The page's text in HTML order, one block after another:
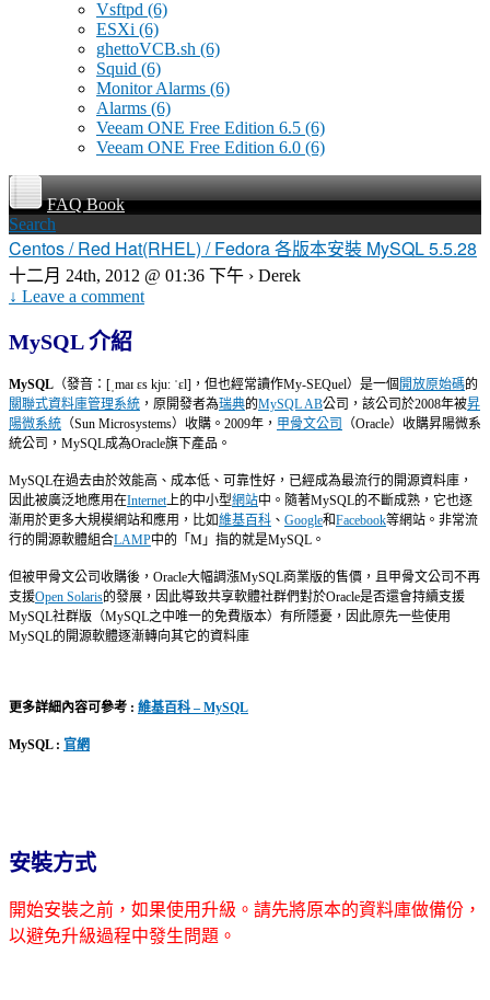
Vsftpd (6)
ESXi (6)
ghettoVCB.sh (6)
Squid (6)
Monitor Alarms (6)
Alarms (6)
Veeam ONE Free Edition 6.5 (6)
Veeam ONE Free Edition 6.0 (6)
FAQ Book
Search
Centos / Red Hat(RHEL) / Fedora 各版本安裝 MySQL 5.5.28
十二月 24th, 2012 @ 01:36 下午 › Derek
↓ Leave a comment
MySQL介紹
MySQL （發音：[ˌmaɪ ɛs kjuː ˈɛl]，但也經常讀作My-SEQuel）是一個 開放原始碼的
關聯式資料庫管理系統 ，原開發者為瑞典的MySQL AB公司，該公司於2008年被昇
陽微系統 （Sun Microsystems）收購。2009年， 甲骨文公司
（Oracle）收購昇陽微系
統公司，MySQL成為Oracle旗下產品。
MySQL在過去由於效能高、成本低、可靠性好，已經成為最流行的開源資料庫，
因此被廣泛地應用在Internet上的中小型網站中。隨著MySQL的不斷成熟，它也逐
漸用於更多大規模網站和應用，比如維基百科 、 Google和Facebook等網站。非常流
行的開源軟體組合LAMP中的「M」指的就是MySQL。
但被甲骨文公司收購後，Oracle大幅調漲MySQL商業版的售價，且甲骨文公司不再
支援Open Solaris的發展，因此導致共享軟體社群們對於Oracle是否還會持續支援
MySQL社群版（MySQL之中唯一的免費版本）有所隱憂，因此原先一些使用
MySQL的開源軟體逐漸轉向其它的資料庫
更多詳細內容可參考 : 維基百科 – MySQL
MySQL : 官網
安裝方式
開始安裝之前，如果使用升級。請先將原本的資料庫做備份，
以避免升級過程中發生問題。